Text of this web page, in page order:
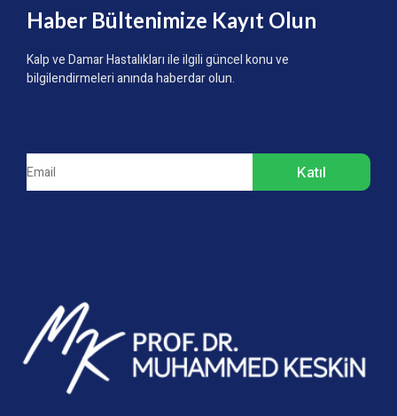
Haber Bültenimize Kayıt Olun
Kalp ve Damar Hastalıkları ile ilgili güncel konu ve
bilgilendirmeleri anında haberdar olun.
Katıl